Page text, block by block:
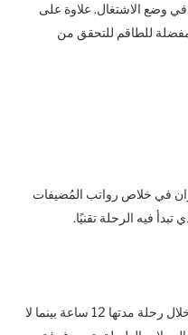
وضع الاشتغال. علاوة على
للطاقم للتحقق من
في خلاص رواتب المُضيفات
فيه الرحلة تقنيًا.
يتساءل الجميع كيف يدير الطاقم العمل خلال رحلة مدتها 12 ساعة بينما لا